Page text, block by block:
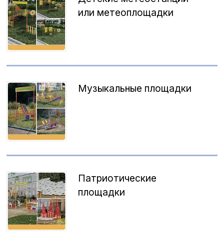
или метеоплощадки
Музыкальные площадки
Патриотические
площадки